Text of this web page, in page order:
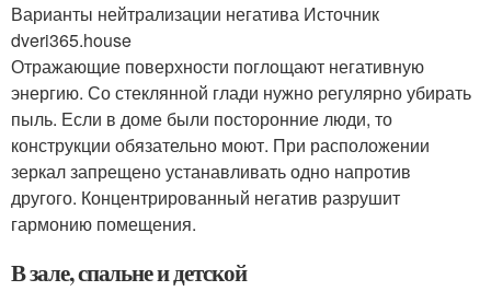
Варианты нейтрализации негатива Источник
dveri365.house
Отражающие поверхности поглощают негативную
энергию. Со стеклянной глади нужно регулярно убирать
пыль. Если в доме были посторонние люди, то
конструкции обязательно моют. При расположении
зеркал запрещено устанавливать одно напротив
другого. Концентрированный негатив разрушит
гармонию помещения.
В зале, спальне и детской